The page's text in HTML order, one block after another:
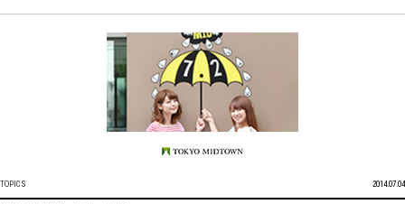
TOPICS 2014.07.04